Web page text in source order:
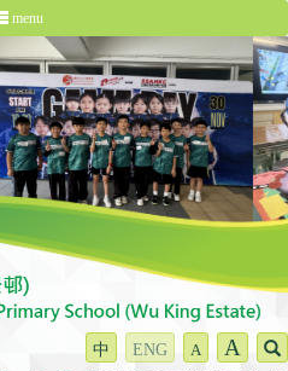
menu
中 ENG A A